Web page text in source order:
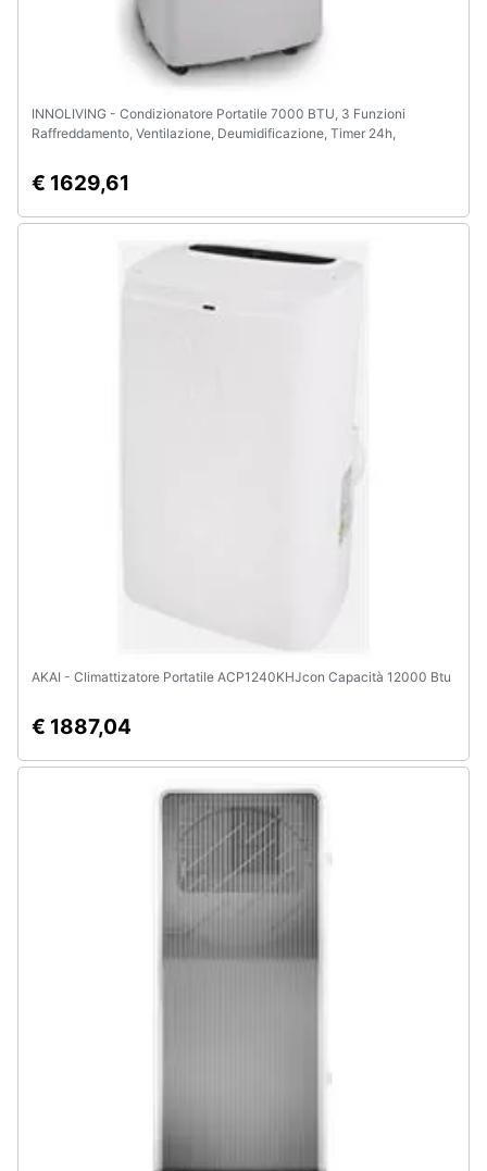
INNOLIVING - Condizionatore Portatile 7000 BTU, 3 Funzioni
Raffreddamento, Ventilazione, Deumidificazione, Timer 24h,
A+
€ 1629,61
AKAI - Climattizatore Portatile ACP1240KHJcon Capacità 12000 Btu
€ 1887,04